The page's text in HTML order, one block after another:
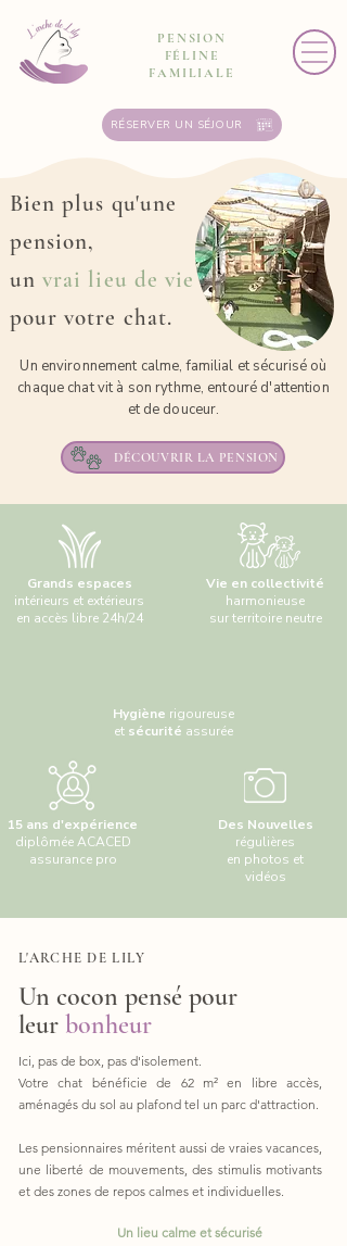
RÉSERVER UN SÉJOUR
PENSION
FÉLINE
FAMILIALE
Bien plus qu'une
pension,
unvrai lieu de vie
pour votre chat.
Un environnement calme, familial et sécurisé où
chaque chat vit à son rythme, entouré d'attention
et de douceur.
DÉCOUVRIR LA PENSION
Grands espaces
intérieurs et extérieurs
en accès libre 24h/24
Vie en collectivité
harmonieuse
sur territoire neutre
Hygiène rigoureuse
et sécurité assurée
15 ans d'expérience
diplômée ACACED
assurance pro
Des Nouvelles
régulières
en photos et
vidéos
L'ARCHE DE LILY
Un cocon pensé pour
leur bonheur
Ici, pas de box, pas d'isolement.
Votre chat bénéficie de 62 m² en libre accès,
aménagés du sol au plafond tel un parc d'attraction.​
Les pensionnaires méritent aussi de vraies vacances,
une liberté de mouvements, des stimulis motivants
et des zones de repos calmes et individuelles.
Un lieu calme et sécurisé